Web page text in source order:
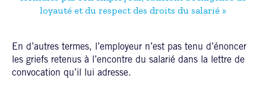
loyauté et du respect des droits du salarié »
En d’autres termes, l’employeur n’est pas tenu d’énoncer
les griefs retenus à l’encontre du salarié dans la lettre de
convocation qu’il lui adresse.